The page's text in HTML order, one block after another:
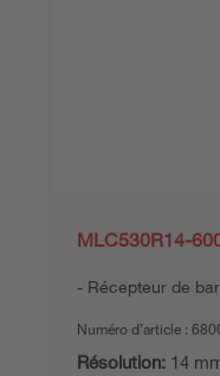
MLC530R14-
Récepteur de
Numéro d’article :
Résolution: 14